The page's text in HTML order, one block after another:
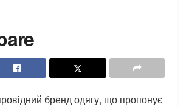
бренд одягу, що пропонує